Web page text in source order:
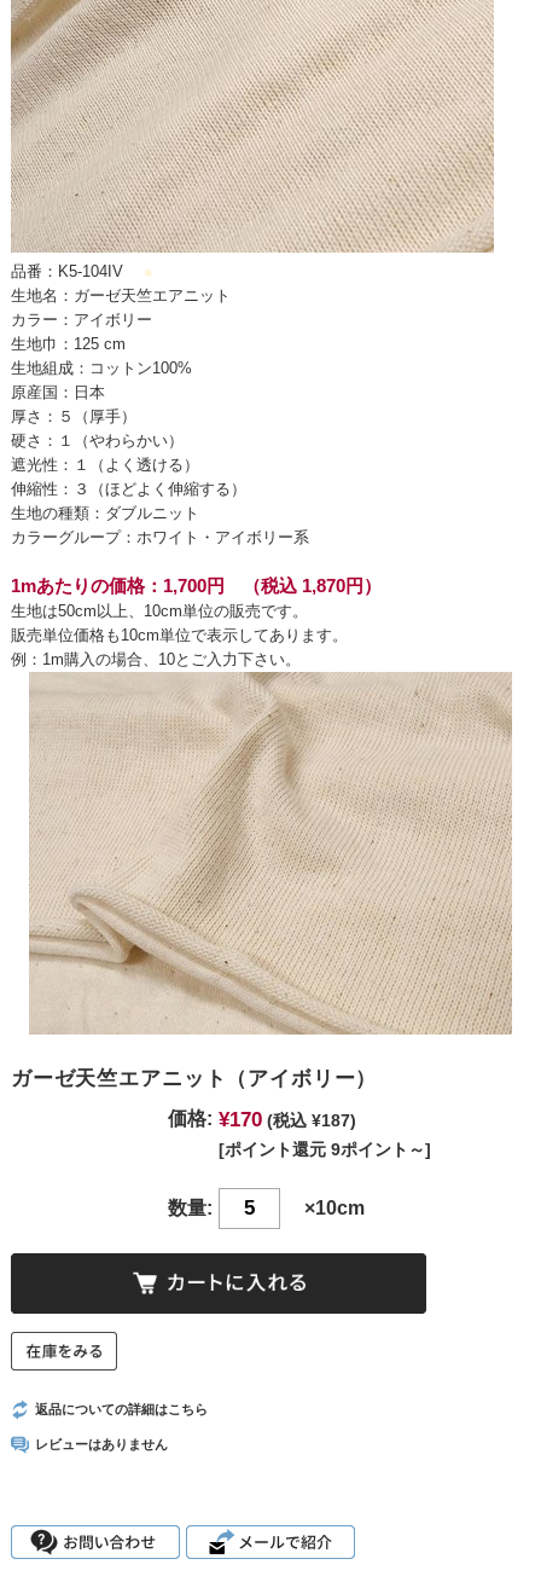
品番：K5-104IV●
生地名：ガーゼ天竺エアニット
カラー：アイボリー
生地巾：125 cm
生地組成：コットン100%
原産国：日本
厚さ：５（厚手）
硬さ：１（やわらかい）
遮光性：１（よく透ける）
伸縮性：３（ほどよく伸縮する）
生地の種類：ダブルニット
カラーグループ：ホワイト・アイボリー系
1mあたりの価格：1,700円 （税込 1,870円）
生地は50cm以上、10cm単位の販売です。
販売単位価格も10cm単位で表示してあります。
例：1m購入の場合、10とご入力下さい。
ガーゼ天竺エアニット（アイボリー）
価格: ¥170 (税込 ¥187)
[ポイント還元 9ポイント～]
数量: ×10cm
返品についての詳細はこちら
レビューはありません